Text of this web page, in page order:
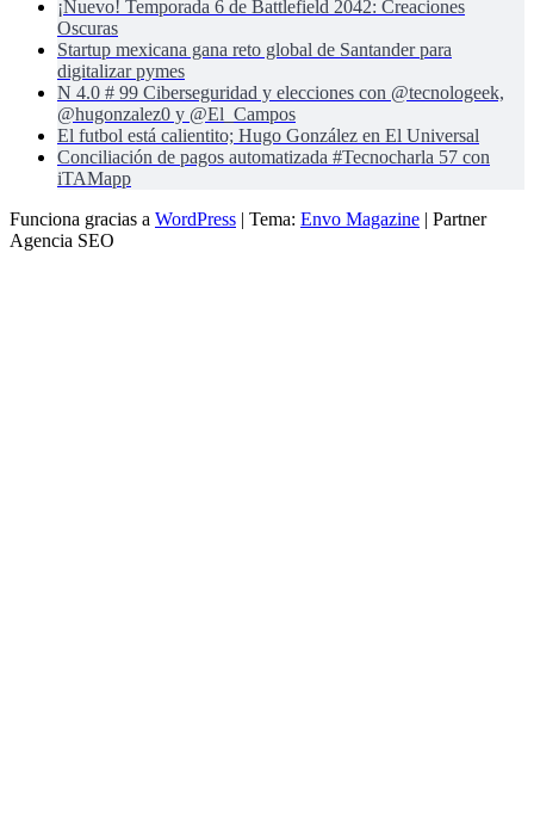
¡Nuevo! Temporada 6 de Battlefield 2042: Creaciones
Oscuras
Startup mexicana gana reto global de Santander para
digitalizar pymes
N 4.0 # 99 Ciberseguridad y elecciones con @tecnologeek,
@hugonzalez0 y @El_Campos
El futbol está calientito; Hugo González en El Universal
Conciliación de pagos automatizada #Tecnocharla 57 con
iTAMapp
Funciona gracias a WordPress | Tema: Envo Magazine | Partner
Agencia SEO